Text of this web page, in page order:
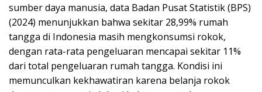
sumber daya manusia, data Badan Pusat Statistik (BPS)
(2024) menunjukkan bahwa sekitar 28,99% rumah
tangga di Indonesia masih mengkonsumsi rokok,
dengan rata-rata pengeluaran mencapai sekitar 11%
dari total pengeluaran rumah tangga. Kondisi ini
memunculkan kekhawatiran karena belanja rokok